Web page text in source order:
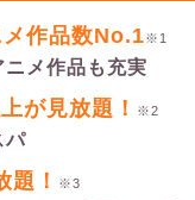
作品数No.1※1
メ作品も充実
が見放題！ ※2
パ
！ ※3